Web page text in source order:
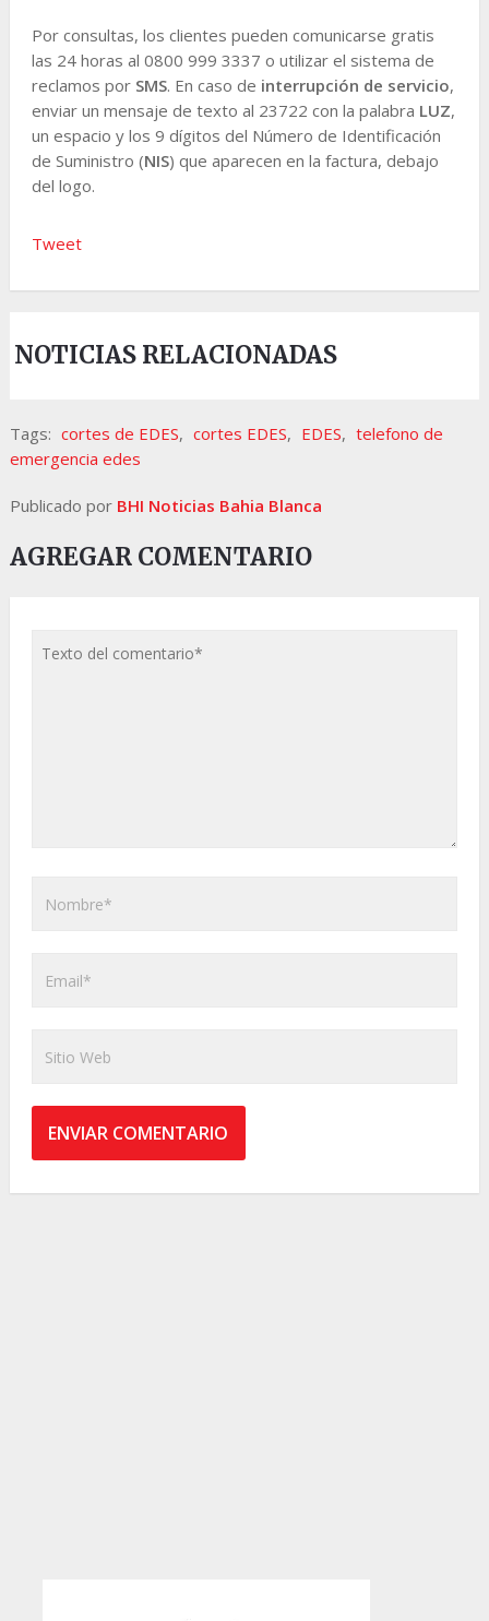
Por consultas, los clientes pueden comunicarse gratis
las 24 horas al 0800 999 3337 o utilizar el sistema de
reclamos por SMS. En caso de interrupción de servicio,
enviar un mensaje de texto al 23722 con la palabra LUZ,
un espacio y los 9 dígitos del Número de Identificación
de Suministro (NIS) que aparecen en la factura, debajo
del logo.
Tweet
NOTICIAS RELACIONADAS
Tags: cortes de EDES, cortes EDES, EDES, telefono de
emergencia edes
Publicado por BHI Noticias Bahia Blanca
AGREGAR COMENTARIO